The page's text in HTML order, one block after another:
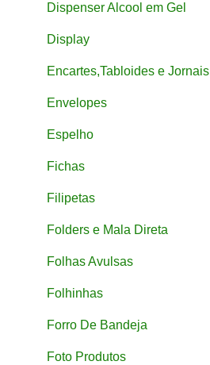
Dispenser Alcool em Gel
Display
Encartes,Tabloides e Jornais
Envelopes
Espelho
Fichas
Filipetas
Folders e Mala Direta
Folhas Avulsas
Folhinhas
Forro De Bandeja
Foto Produtos